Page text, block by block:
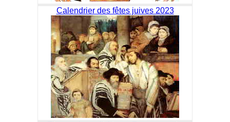
Calendrier des fêtes juives 2023